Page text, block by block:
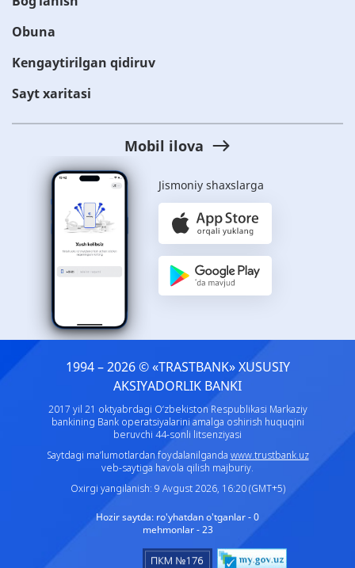
Obuna
Kengaytirilgan qidiruv
Sayt xaritasi
Mobil ilova
Jismoniy shaxslarga
1994 – 2026 © «TRASTBANK» ХUSUSIY
AKSIYADORLIK BANKI
2017 yil 21 oktyabrdagi O‘zbekiston Respublikasi Markaziy
bankining Bank operatsiyalarini amalga oshirish huquqini
beruvchi 44-sonli litsenziyasi
Saytdagi ma’lumotlardan foydalanilganda www.trustbank.uz
veb-saytiga havola qilish majburiy.
Oxirgi yangilanish: 9 Avgust 2026, 16:20 (GMT+5)
Hozir saytda: ro'yhatdan o'tganlar - 0
mehmonlar - 23